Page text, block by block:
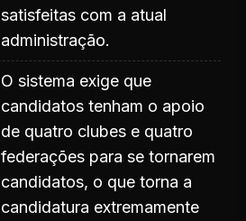
satisfeitas com a atual
administração.
O sistema exige que
candidatos tenham o apoio
de quatro clubes e quatro
federações para se tornarem
candidatos, o que torna a
candidatura extremamente